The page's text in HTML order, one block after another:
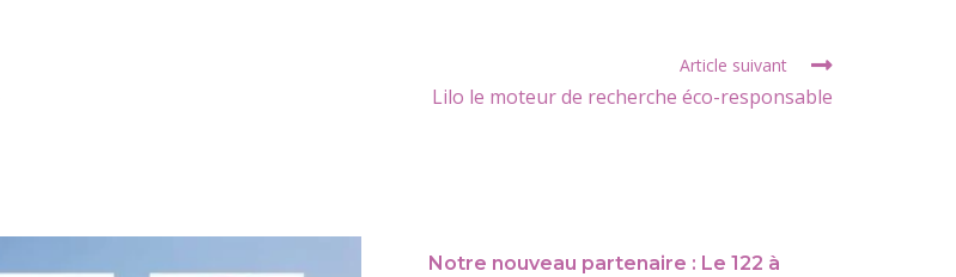
Article suivant
Lilo le moteur de recherche éco-responsable
Notre nouveau partenaire : Le 122 à